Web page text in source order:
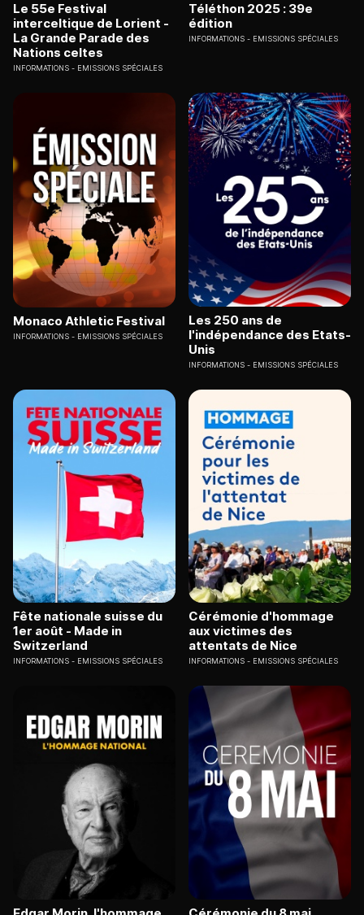
Le 55e Festival
interceltique de Lorient -
La Grande Parade des
Nations celtes
INFORMATIONS EMISSIONS SPÉCIALES
Téléthon 2025 : 39e
édition
INFORMATIONS EMISSIONS SPÉCIALES
Monaco Athletic Festival
INFORMATIONS EMISSIONS SPÉCIALES
Les 250 ans de
l'indépendance des Etats-
Unis
INFORMATIONS EMISSIONS SPÉCIALES
Fête nationale suisse du
1er août - Made in
Switzerland
INFORMATIONS EMISSIONS SPÉCIALES
Cérémonie d'hommage
aux victimes des
attentats de Nice
INFORMATIONS EMISSIONS SPÉCIALES